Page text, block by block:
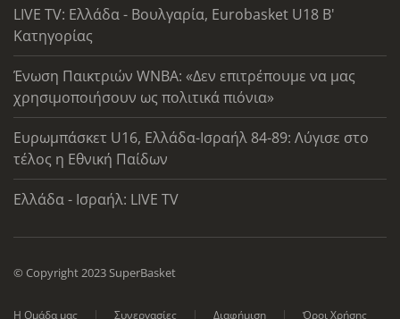
LIVE TV: Ελλάδα - Βουλγαρία, Eurobasket U18 Β'
Κατηγορίας
Ένωση Παικτριών WNBA: «Δεν επιτρέπουμε να μας
χρησιμοποιήσουν ως πολιτικά πιόνια»
Ευρωμπάσκετ U16, Ελλάδα-Ισραήλ 84-89: Λύγισε στο
τέλος η Εθνική Παίδων
Ελλάδα - Ισραήλ: LIVE TV
© Copyright 2023 SuperBasket
Η Ομάδα μας Συνεργασίες Διαφήμιση Όροι Χρήσης